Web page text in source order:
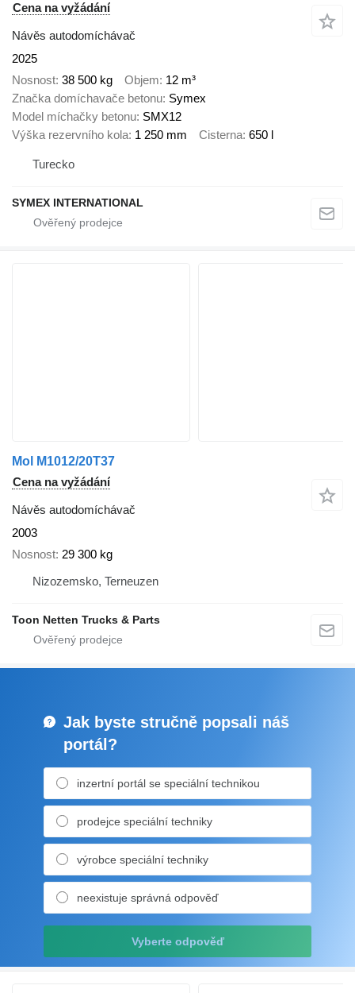
Cena na vyžádání
Návěs autodomíchávač
2025
Nosnost 38 500 kg Objem 12 m³
Značka domíchavače betonu Symex
Model míchačky betonu SMX12
Výška rezervního kola 1 250 mm Cisterna 650 l
Turecko
SYMEX INTERNATIONAL
Mol M1012/20T37
Cena na vyžádání
Návěs autodomíchávač
2003
Nosnost 29 300 kg
Nizozemsko, Terneuzen
Toon Netten Trucks & Parts
Jak byste stručně popsali náš
portál?
inzertní portál se speciální technikou
prodejce speciální techniky
výrobce speciální techniky
neexistuje správná odpověď
Vyberte odpověď